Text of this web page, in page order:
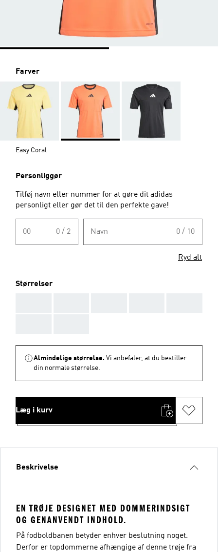
Farver
Easy Coral
Personliggør
Tilføj navn eller nummer for at gøre dit adidas
personligt eller gør det til den perfekte gave!
00 0 / 2 Navn 0 / 10
Ryd alt
Størrelser
Almindelige størrelse. Vi anbefaler, at du bestiller
din normale størrelse.
Læg i kurv
Beskrivelse
EN TRØJE DESIGNET MED DOMMERINDSIGT
OG GENANVENDT INDHOLD.
På fodboldbanen betyder enhver beslutning noget.
Derfor er topdommerne afhængige af denne trøje fra